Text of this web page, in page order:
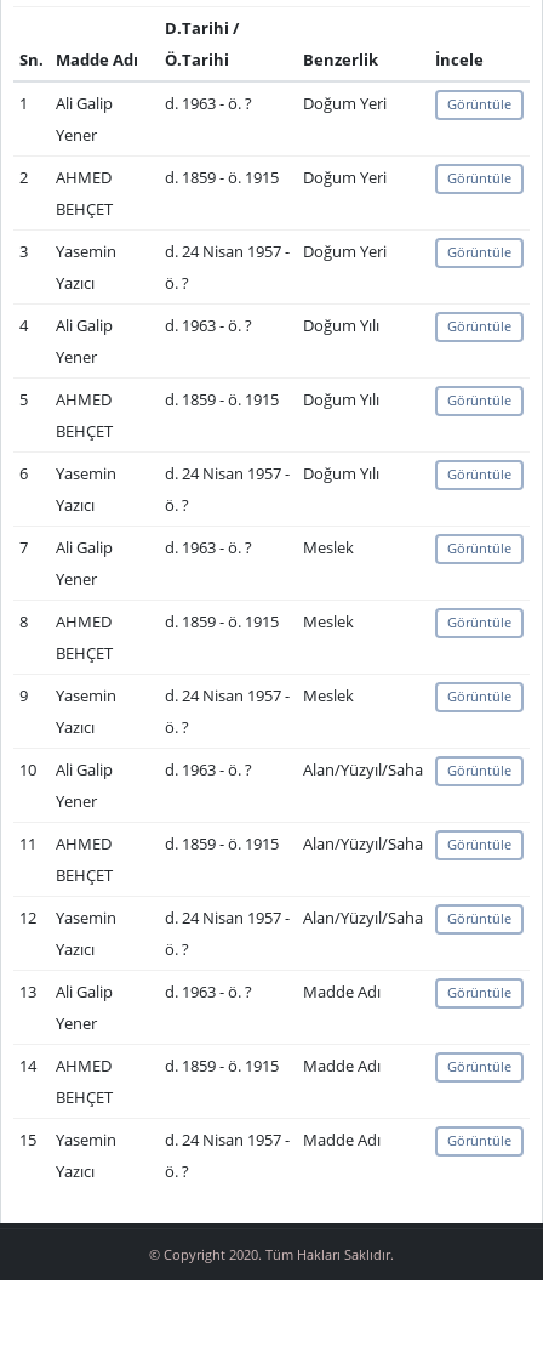
Sn. Madde Adı
D.Tarihi /
Ö.Tarihi
Benzerlik
İncele
1
Ali Galip
Yener
d. 1963 - ö. ? Doğum Yeri Görüntüle
2
AHMED
BEHÇET
d. 1859 - ö. 1915 Doğum Yeri Görüntüle
3
Yasemin
Yazıcı
d. 24 Nisan 1957 -
ö. ?
Doğum Yeri Görüntüle
4
Ali Galip
Yener
d. 1963 - ö. ? Doğum Yılı Görüntüle
5
AHMED
BEHÇET
d. 1859 - ö. 1915 Doğum Yılı Görüntüle
6
Yasemin
Yazıcı
d. 24 Nisan 1957 -
ö. ?
Doğum Yılı Görüntüle
7
Ali Galip
Yener
d. 1963 - ö. ? Meslek Görüntüle
8
AHMED
BEHÇET
d. 1859 - ö. 1915 Meslek Görüntüle
9
Yasemin
Yazıcı
d. 24 Nisan 1957 -
ö. ?
Meslek Görüntüle
10
Ali Galip
Yener
d. 1963 - ö. ? Alan/Yüzyıl/Saha Görüntüle
11
AHMED
BEHÇET
d. 1859 - ö. 1915 Alan/Yüzyıl/Saha Görüntüle
12
Yasemin
Yazıcı
d. 24 Nisan 1957 -
ö. ?
Alan/Yüzyıl/Saha Görüntüle
13
Ali Galip
Yener
d. 1963 - ö. ? Madde Adı Görüntüle
14
AHMED
BEHÇET
d. 1859 - ö. 1915 Madde Adı Görüntüle
15
Yasemin
Yazıcı
d. 24 Nisan 1957 -
ö. ?
Madde Adı Görüntüle
© Copyright 2020. Tüm Hakları Saklıdır.